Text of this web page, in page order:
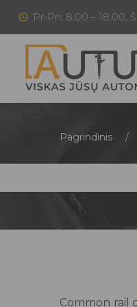
Pr-Pn: 8:00 – 18:00,
Pagrindinis
Common rail